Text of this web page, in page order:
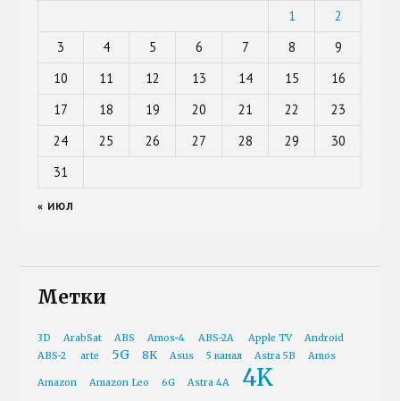
1
2
3
4 5 6 7 8
9
10
11 12 13 14 15
16
17
18 19 20 21 22
23
24
25 26 27 28 29
30
31
« ИЮЛ
Метки
3D ArabSat ABS Amos-4 ABS-2A Apple TV
Android
ABS-2
arte 5G 8K Asus 5 канал Astra 5B Amos
Amazon Amazon Leo 6G Astra 4A 4K